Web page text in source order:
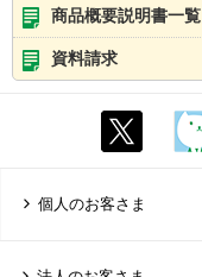
商品概要説明書一覧
資料請求
個人のお客さま